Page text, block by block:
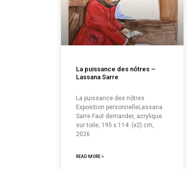
La puissance des nôtres –
Lassana Sarre
La puissance des nôtres
Exposition personnelleLassana
Sarre Faut demander, acrylique
sur toile, 195 x 114 (x2) cm,
2026
READ MORE »